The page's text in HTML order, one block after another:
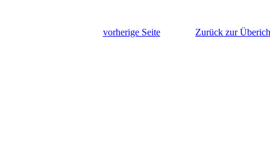
vorherige Seite Zurück zur